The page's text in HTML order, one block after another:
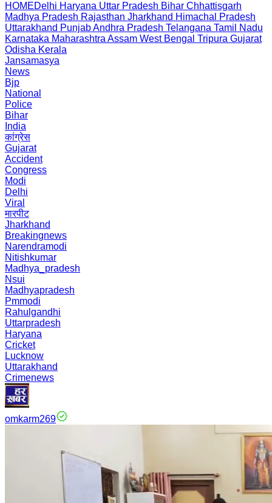
HOMEDelhi Haryana Uttar Pradesh Bihar Chhattisgarh
Madhya Pradesh Rajasthan Jharkhand Himachal Pradesh
Uttarakhand PunjabAndhra Pradesh Telangana Tamil Nadu
Karnataka Maharashtra Assam West Bengal Tripura Gujarat
Odisha Kerala
Jansamasya
News
Bjp
National
Police
Bihar
India
कांग्रेस
Gujarat
Accident
Congress
Modi
Delhi
Viral
मारपीट
Jharkhand
Breakingnews
Narendramodi
Nitishkumar
Madhya_pradesh
Nsui
Madhyapradesh
Pmmodi
Rahulgandhi
Uttarpradesh
Haryana
Cricket
Lucknow
Uttarakhand
Crimenews
omkarm269